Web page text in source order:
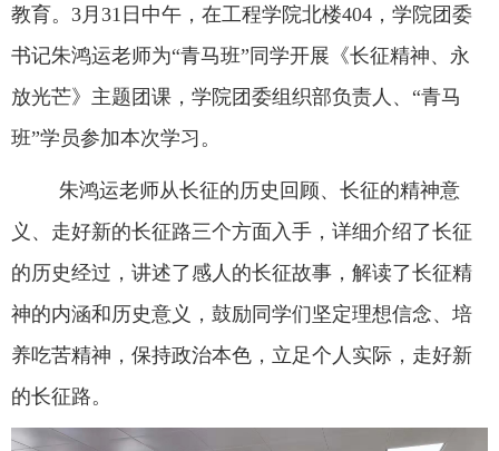
教育。 3 月 31 日中午，在工程学院北楼404 ，学院团委
书记朱鸿运老师为“青马班”同学开展《长征精神、永
放光芒》主题团课，学院团委组织部负责人、“青马
班”学员参加本次学习。
朱鸿运老师从长征的历史回顾、长征的精神意
义、走好新的长征路三个方面入手，详细介绍了长征
的历史经过，讲述了感人的长征故事，解读了长征精
神的内涵和历史意义，鼓励同学们坚定理想信念、培
养吃苦精神，保持政治本色，立足个人实际，走好新
的长征路。